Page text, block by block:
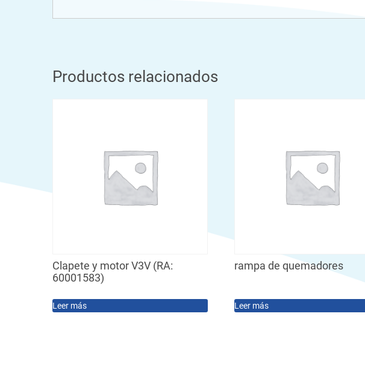
Productos relacionados
Clapete y motor V3V (RA:
60001583)
Leer más
rampa de quemadores
Leer más